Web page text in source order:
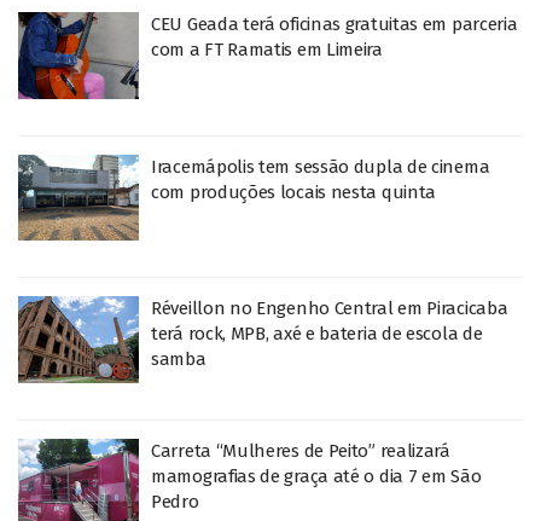
CEU Geada terá oficinas gratuitas em parceria
com a FT Ramatis em Limeira
Iracemápolis tem sessão dupla de cinema
com produções locais nesta quinta
Réveillon no Engenho Central em Piracicaba
terá rock, MPB, axé e bateria de escola de
samba
Carreta “Mulheres de Peito” realizará
mamografias de graça até o dia 7 em São
Pedro